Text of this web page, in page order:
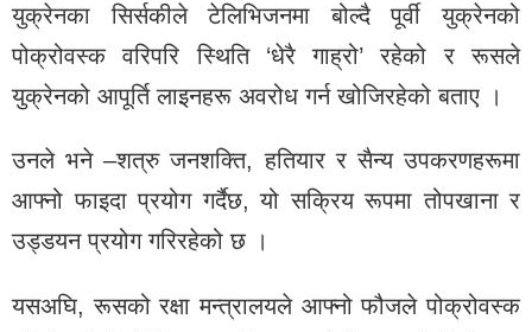
युक्रेनका सिर्सकीले टेलिभिजनमा बोल्दै पूर्वी युक्रेनको
पोक्रोवस्क वरिपरि स्थिति ‘धेरै गाह्रो’ रहेको र रूसले
युक्रेनको आपूर्ति लाइनहरू अवरोध गर्न खोजिरहेको बताए ।
उनले भने –शत्रु जनशक्ति, हतियार र सैन्य उपकरणहरूमा
आफ्नो फाइदा प्रयोग गर्दैछ, यो सक्रिय रूपमा तोपखाना र
उड्डयन प्रयोग गरिरहेको छ ।
यसअघि, रूसको रक्षा मन्त्रालयले आफ्नो फौजले पोक्रोवस्क